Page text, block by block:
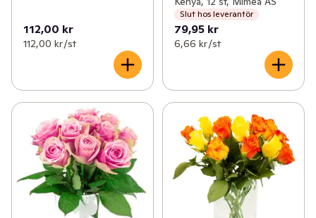
112,00 kr
112,00 kr /st
Slut hos leverantör
79,95 kr
6,66 kr /st